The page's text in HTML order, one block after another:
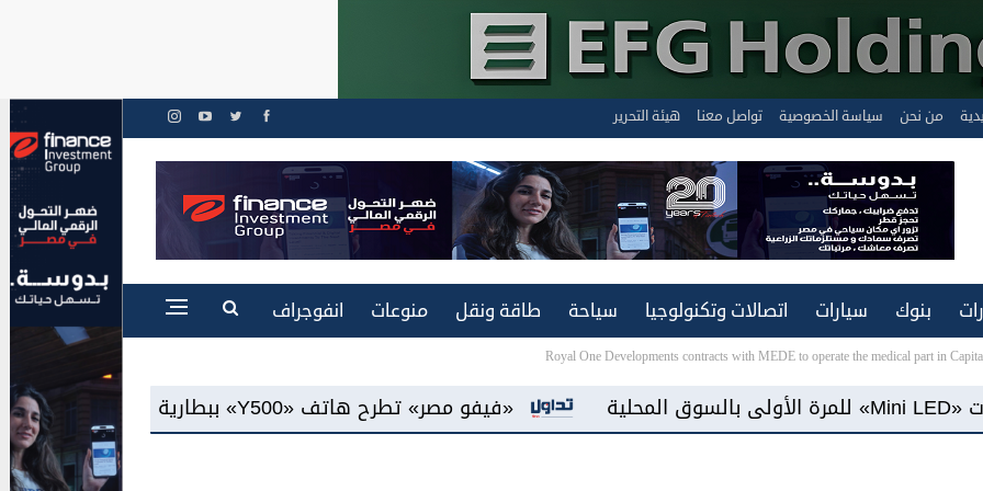
من نحن سياسة الخصوصية تواصل معنا هيئة التحرير
بنوك سيارات اتصالات وتكنولوجيا سياحة طاقة ونقل منوعات
انفوجراف
Royal One Developments contracts with MEDE to operate the medical part in
«فيفو مصر» تطرح هاتف «Y500» ببطارية سعة 8100 مللي أمبير وشاشة «AMOLED»